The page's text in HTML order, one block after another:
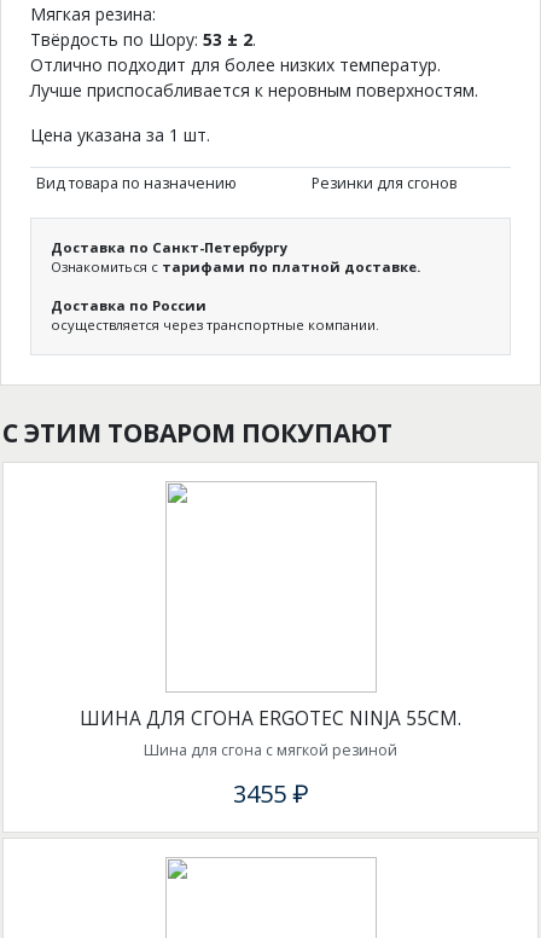
Мягкая резина:
Твёрдость по Шору: 53 ± 2.
Отлично подходит для более низких температур.
Лучше приспосабливается к неровным поверхностям.
Цена указана за 1 шт.
Вид товара по назначению Резинки для сгонов
Доставка по Санкт-Петербургу
Ознакомиться с тарифами по платной доставке.
Доставка по России
осуществляется через транспортные компании.
С ЭТИМ ТОВАРОМ ПОКУПАЮТ
ШИНА ДЛЯ СГОНА ERGOTEC NINJA 55СМ.
Шина для сгона с мягкой резиной
3455 ₽